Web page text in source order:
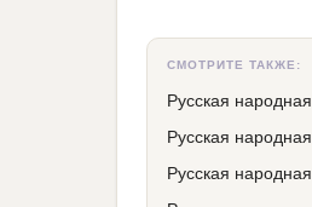
СМОТРИТЕ ТАКЖЕ:
Русская народная
Русская народная
Русская народная